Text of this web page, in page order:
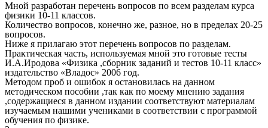
Мной разработан перечень вопросов по всем разделам курса
физики 10-11 классов.
Количество вопросов, конечно же, разное, но в пределах 20-25
вопросов.
Ниже я прилагаю этот перечень вопросов по разделам.
Практическая часть, используемая мной это готовые тесты
И.А.Иродова «Физика ,сборник заданий и тестов 10-11 класс»
издательство «Владос» 2006 год.
Методом проб и ошибок я остановилась на данном
методическом пособии ,так как по моему мнению задания
,содержащиеся в данном издании соответствуют материалам
изучаемым нашими учениками в соответствии с программой
обучения по физике.